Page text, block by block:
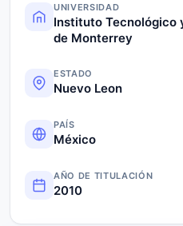
UNIVERSIDAD
Instituto Tecnológico
de Monterrey
ESTADO
Nuevo Leon
PAÍS
México
AÑO DE TITULACIÓN
2010